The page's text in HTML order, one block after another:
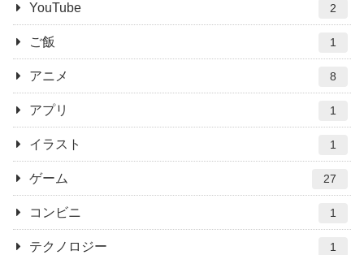
YouTube 2
ご飯 1
アニメ 8
アプリ 1
イラスト 1
ゲーム 27
コンビニ 1
テクノロジー 1